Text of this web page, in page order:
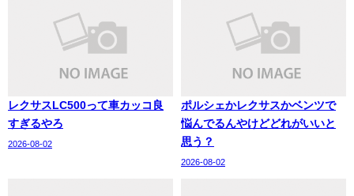
レクサスLC500って車カッコ良
すぎるやろ
2026-08-02
ポルシェかレクサスかベンツで
悩んでるんやけどどれがいいと
思う？
2026-08-02